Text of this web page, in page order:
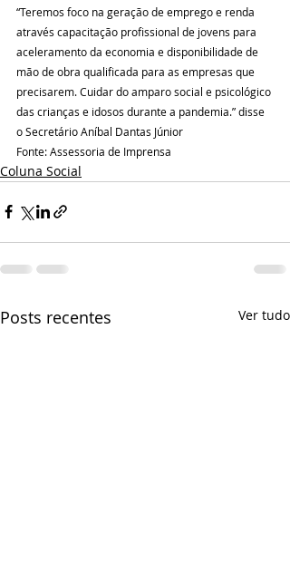
“Teremos foco na geração de emprego e renda
através capacitação profissional de jovens para
aceleramento da economia e disponibilidade de
mão de obra qualificada para as empresas que
precisarem. Cuidar do amparo social e psicológico
das crianças e idosos durante a pandemia.” disse
o Secretário Aníbal Dantas Júnior
Fonte: Assessoria de Imprensa
Coluna Social
Posts recentes Ver tudo